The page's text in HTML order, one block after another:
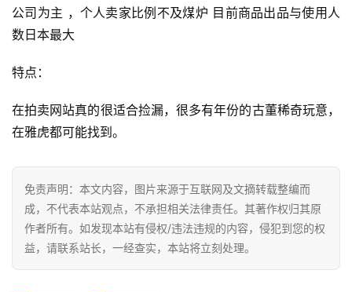
公司为主 ，个人卖家比例不及煤炉 目前商品出品与使用人
数日本最大
特点：
在拍卖网站真的很适合捡漏，很多有年份的古董稀奇玩意，
在雅虎都可能找到。
免责声明：本文内容，图片来源于互联网及文摘转载整编而
成，不代表本站观点，不承担相关法律责任。其著作权归其原
作者所有。如发现本站有侵权/违法违规的内容，侵犯到您的权
益，请联系站长，一经查实，本站将立刻处理。